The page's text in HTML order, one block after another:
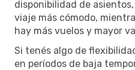
disponibilidad de
viaje más cómodo,
hay más vuelos y mayor
Si tenés algo de
en períodos de baja